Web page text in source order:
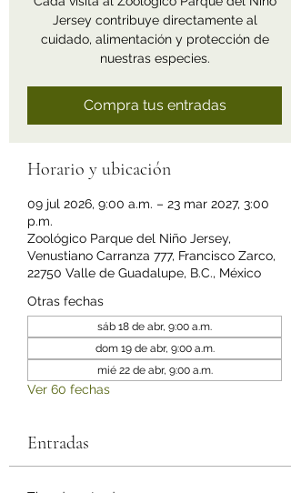
Jersey contribuye directamente al
cuidado, alimentación y protección de
nuestras especies.
Compra tus entradas
Horario y ubicación
09 jul 2026, 9:00 a.m. – 23 mar 2027, 3:00
p.m.
Zoológico Parque del Niño Jersey,
Venustiano Carranza 777, Francisco Zarco,
22750 Valle de Guadalupe, B.C., México
Otras fechas
sáb 18 de abr, 9:00 a.m.
dom 19 de abr, 9:00 a.m.
mié 22 de abr, 9:00 a.m.
Ver 60 fechas
Entradas